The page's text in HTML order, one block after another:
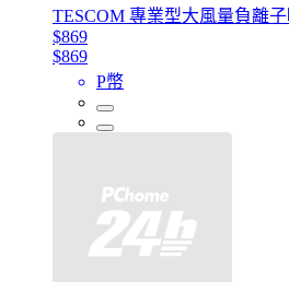
TESCOM 專業型大風量負離
$869
$869
P幣